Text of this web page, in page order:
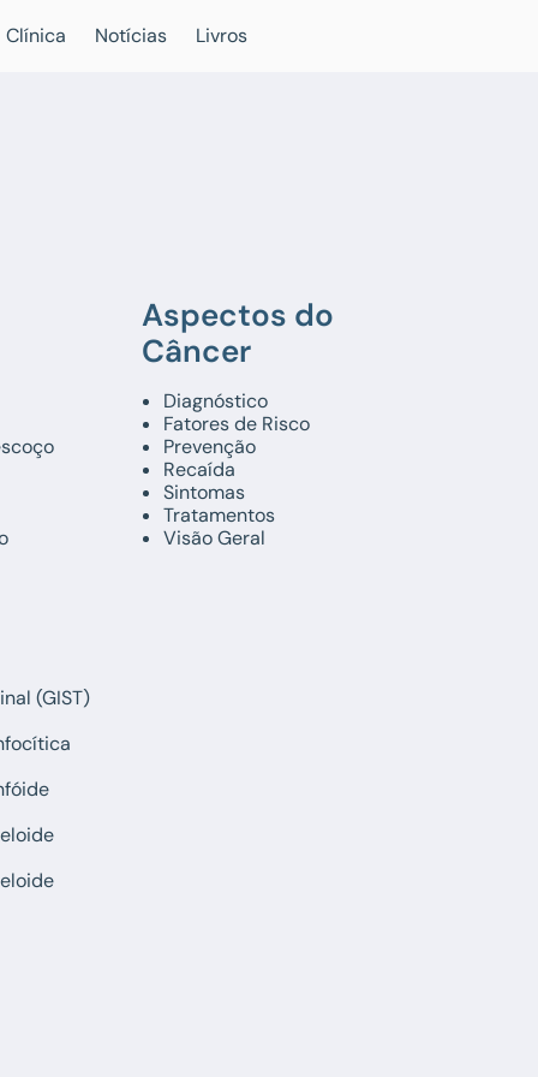
Clínica Notícias Livros
(GIST)
Aspectos do
Câncer
Diagnóstico
Fatores de Risco
Prevenção
Recaída
Sintomas
Tratamentos
Visão Geral